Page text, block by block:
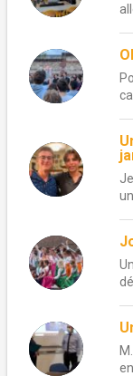
en